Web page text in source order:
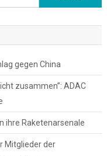
nach:
gegen China
zusammen”: ADAC
ihre Raketenarsenale
Mitglieder der